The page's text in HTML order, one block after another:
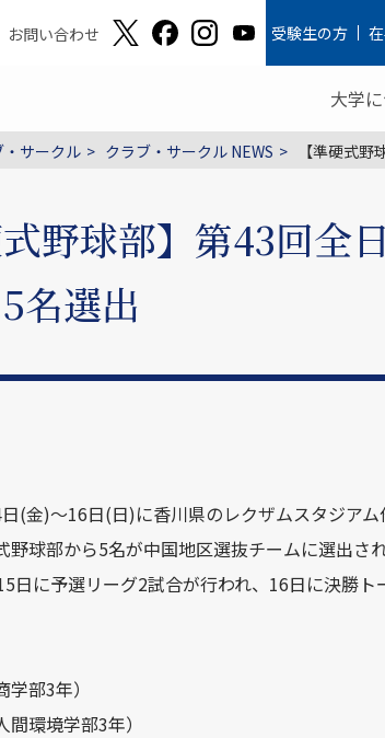
お問い合わせ 受験生の方
大学
・サークル クラブ・サークル NEWS 【準硬式
式野球部】第43回
名選出
(金)～16日(日)に香川県のレクザムスタジア
野球部から5名が中国地区選抜チームに選出され
日に予選リーグ2試合が行われ、16日に決勝ト
部3年）
環境学部3年）